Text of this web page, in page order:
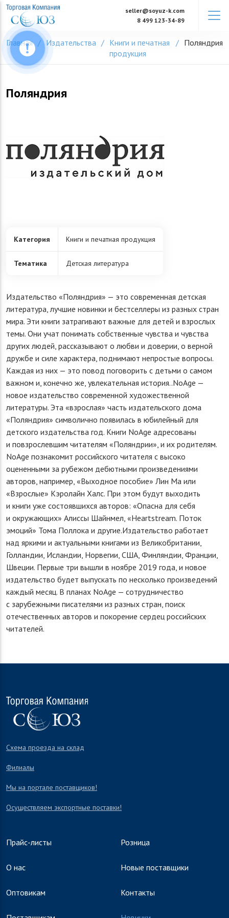
Skip
content
seller@soyuz-k.com
8 499 123-34-89
Главная Издательства
Книги и печатная
продукция
Поляндрия
Поляндрия
Категория Книги и печатная продукция
Тематика Детская литература
Издательство «Поляндрия» — это современная детская
литература, лучшие новинки и бестселлеры из разных стран
мира. Эти книги затрагивают важные для детей и взрослых
темы. Они учат понимать собственные чувства и чувства
других людей, рассказывают о любви и доверии, о верной
дружбе и силе характера, поднимают непростые вопросы.
Каждая из них — это повод поговорить с детьми о самом
важном и, конечно же, увлекательная история..NoAge —
новое издательство современной художественной
литературы. Эта «взрослая» часть издательского дома
«Поляндрия» символично появилась в юбилейный для
детского издательства год. Книги NoAge адресованы
и повзрослевшим читателям «Поляндрии», и их родителям.
NoAge познакомит российского читателя с высоко
оцененными за рубежом дебютными произведениями
авторов, например, «Выходное пособие» Лин Ма или
«Взрослые» Кэролайн Халс. При этом будут выходить
и книги уже состоявшихся авторов: «Опасна для себя
и окружающих» Алиссы Шaйнмел, «Heartstream. Поток
эмоций» Тома Поллока и другие.Издательство работает
над яркими и актуальными книгами из Великобритании,
Голландии, Исландии, Норвегии, США, Финляндии, Франции,
Швеции. Первые три вышли в ноябре 2019 года, и новое
издательство будет выпускать по несколько произведений
каждый месяц. В планах NoAge — сотрудничество
с зарубежными писателями из разных стран, поиск
отечественных авторов и покорение сердец российских
читателей.
Схема проезда на склад
Филиалы
Мы на портале поставщиков!
Осуществляем экспортные поставки!
Прайс-листы
О нас
Оптовикам
Розница
Новые поставщики
Контакты